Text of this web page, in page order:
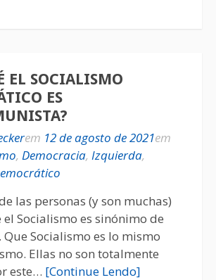
EL SOCIALISMO
ES
em 12 de agosto de 2021em
, Democracia, Izquierda,
las personas (y son muchas)
Socialismo es sinónimo de
Socialismo es lo mismo
Ellas no son totalmente
este… [Continue Lendo]